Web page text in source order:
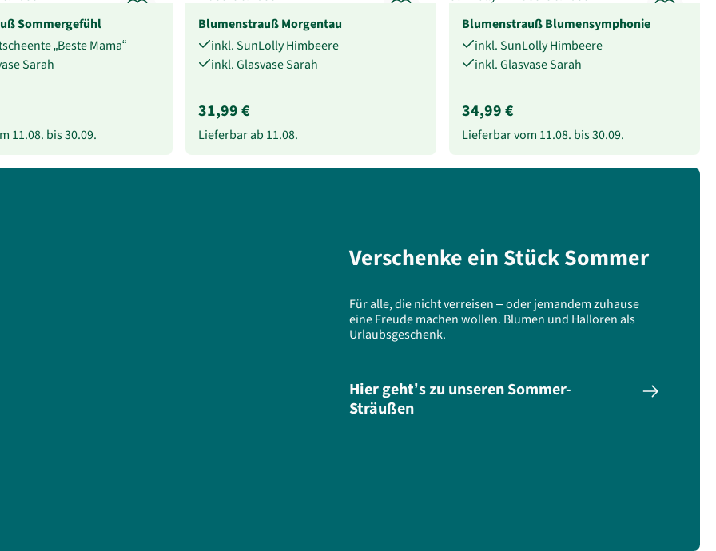
Sommergefühl
„Beste Mama“
Sarah
11.08. bis30.09.
Blumenstrauß Morgentau
inkl. SunLolly Himbeere
inkl. Glasvase Sarah
31,99 €
Lieferbar ab 11.08.
Blumenstrauß Blumensymphonie
inkl. SunLolly Himbeere
inkl. Glasvase Sarah
34,99 €
Lieferbar vom 11.08. bis30.09.
Verschenke ein Stück Sommer
Für alle, die nicht verreisen – oder jemandem zuhause
eine Freude machen wollen. Blumen und Halloren als
Urlaubsgeschenk.
Hier geht’s zu unseren Sommer-
Sträußen